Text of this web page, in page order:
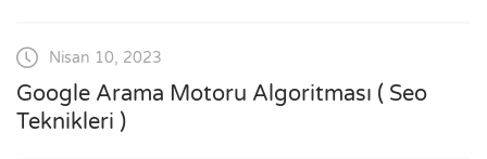
Nisan 10, 2023
Google Arama Motoru Algoritması ( Seo
Teknikleri )